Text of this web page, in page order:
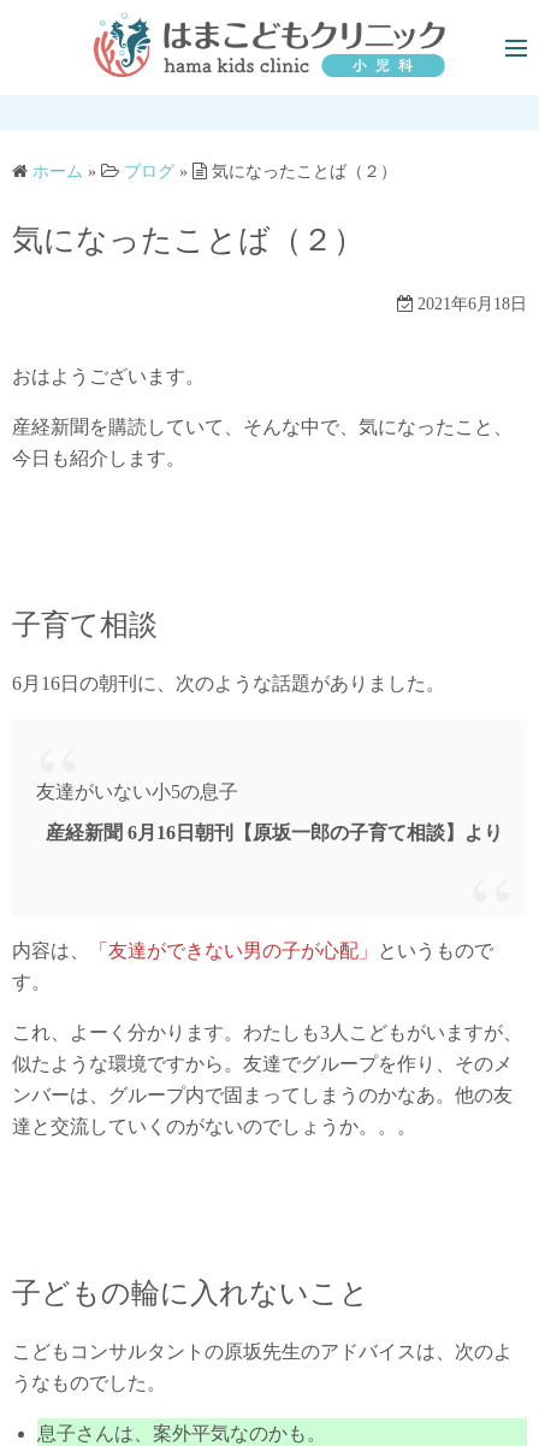
へ
キ
ホーム » ブログ » 気になったことば（２）
気になったことば（２）
2021年6月18日
おはようございます。
産経新聞を購読していて、そんな中で、気になったこと、
今日も紹介します。
子育て相談
6月16日の朝刊に、次のような話題がありました。
友達がいない小5の息子
産経新聞 6月16日朝刊【原坂一郎の子育て相談】より
内容は、 「友達ができない男の子が心配」
というもので
す。
これ、よーく分かります。わたしも3人こどもがいますが、
似たような環境ですから。友達でグループを作り、そのメ
ンバーは、グループ内で固まってしまうのかなあ。他の友
達と交流していくのがないのでしょうか。。。
子どもの輪に入れないこと
こどもコンサルタントの原坂先生のアドバイスは、次のよ
うなものでした。
息子さんは、案外平気なのかも。